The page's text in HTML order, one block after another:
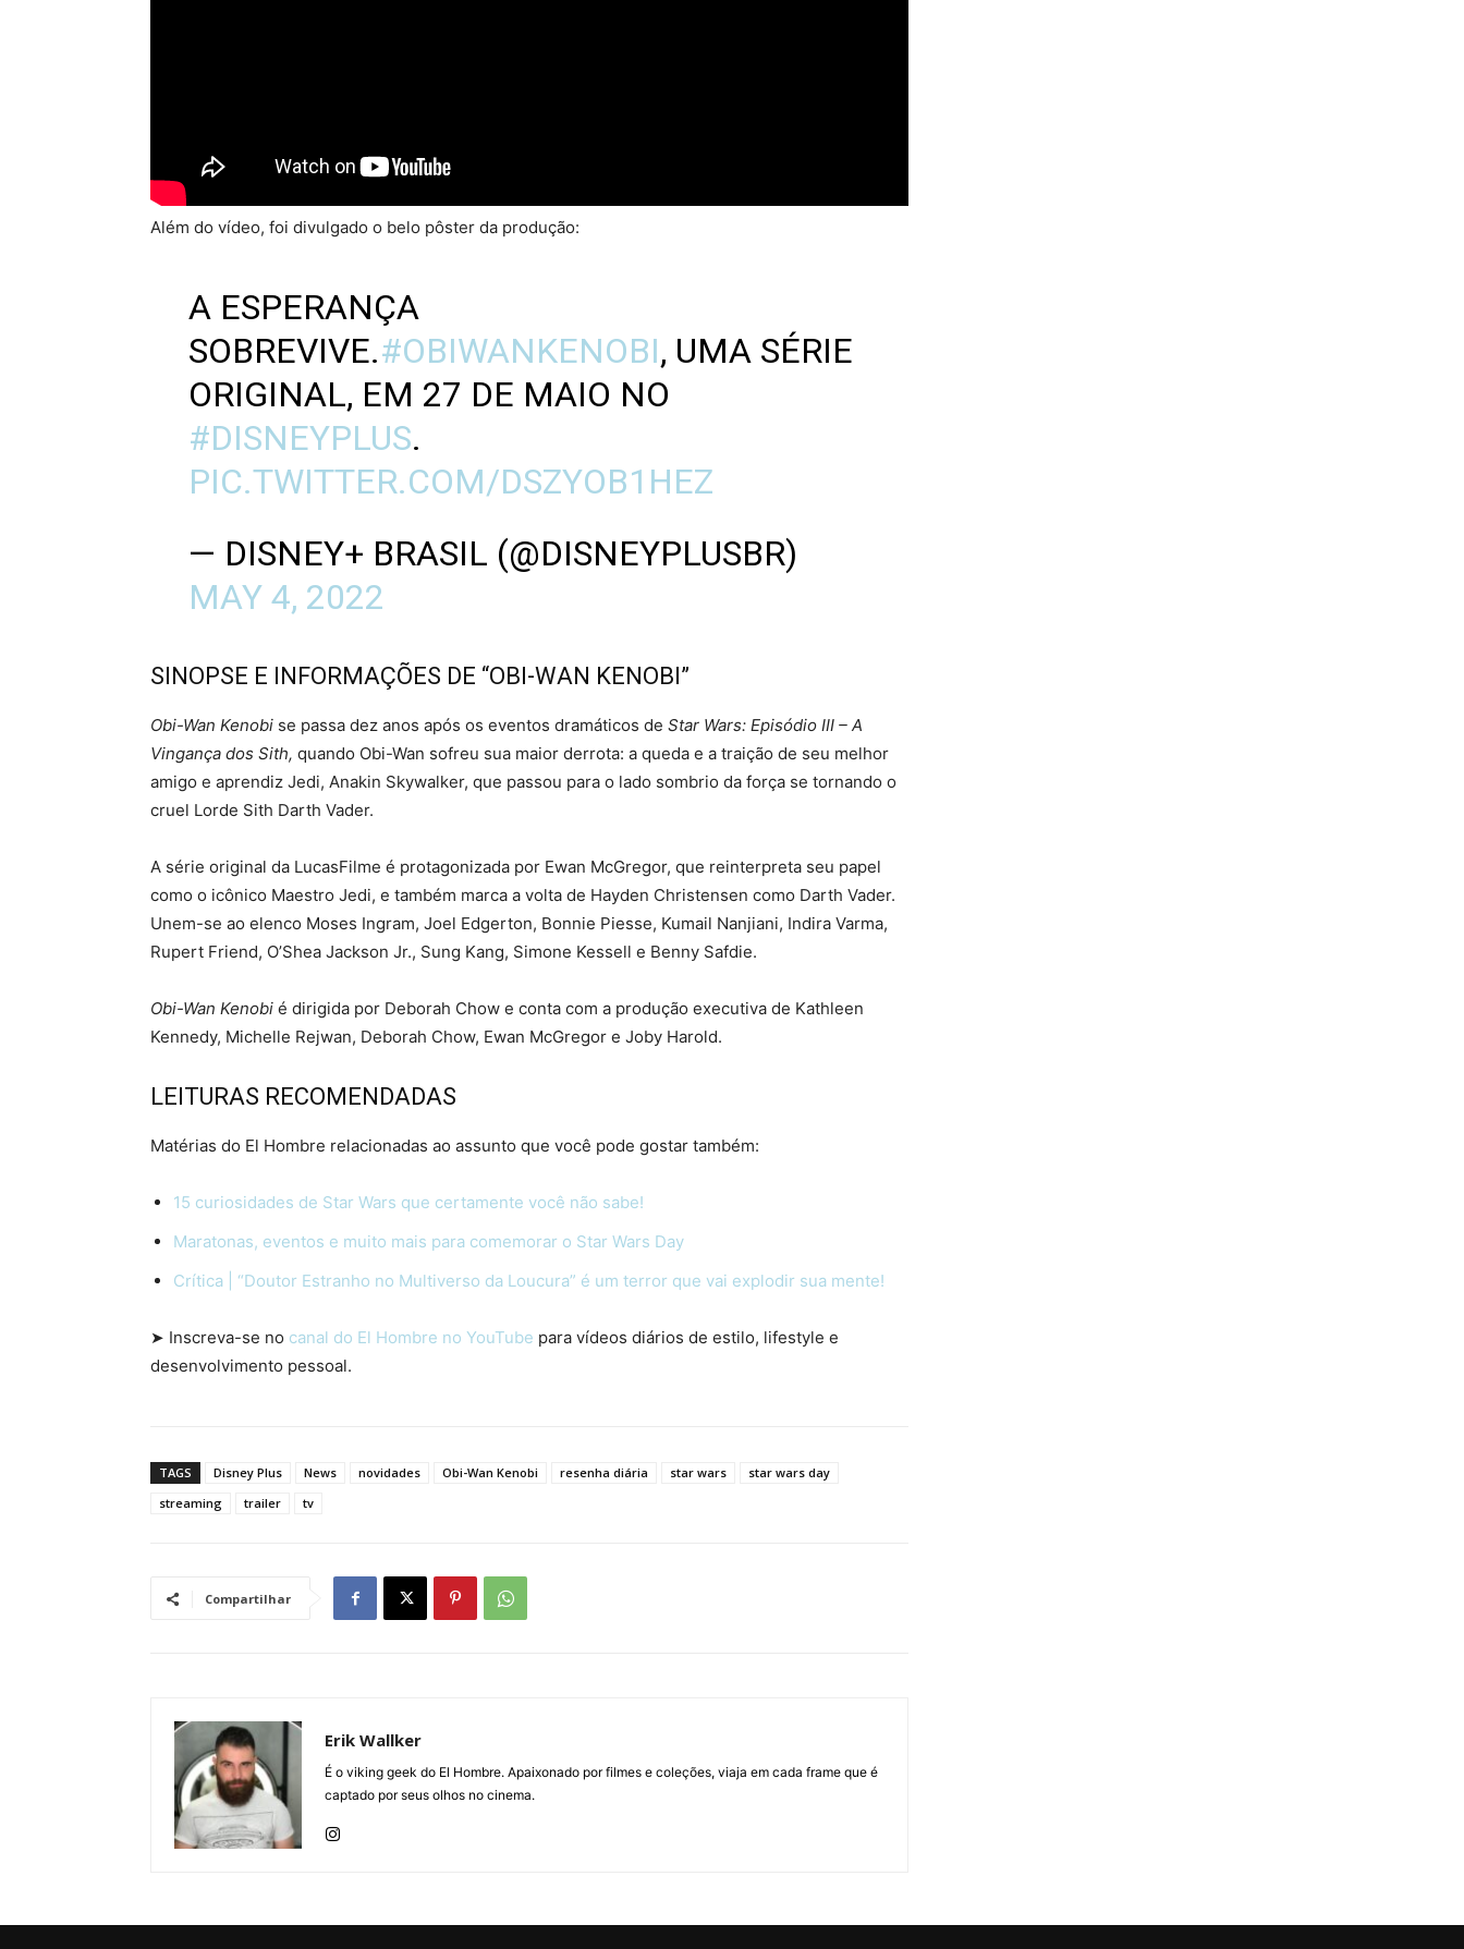
Além do vídeo, foi divulgado o belo pôster da produção:
A ESPERANÇA
SOBREVIVE.#OBIWANKENOBI, UMA SÉRIE
ORIGINAL, EM 27 DE MAIO NO
#DISNEYPLUS.
PIC.TWITTER.COM/DSZYOB1HEZ
— DISNEY+ BRASIL (@DISNEYPLUSBR)
MAY 4, 2022
SINOPSE E INFORMAÇÕES DE “OBI-WAN KENOBI”
Obi-Wan Kenobi se passa dez anos após os eventos dramáticos de Star Wars: Episódio III – A
Vingança dos Sith, quando Obi-Wan sofreu sua maior derrota: a queda e a traição de seu melhor
amigo e aprendiz Jedi, Anakin Skywalker, que passou para o lado sombrio da força se tornando o
cruel Lorde Sith Darth Vader.
A série original da LucasFilme é protagonizada por Ewan McGregor, que reinterpreta seu papel
como o icônico Maestro Jedi, e também marca a volta de Hayden Christensen como Darth Vader.
Unem-se ao elenco Moses Ingram, Joel Edgerton, Bonnie Piesse, Kumail Nanjiani, Indira Varma,
Rupert Friend, O’Shea Jackson Jr., Sung Kang, Simone Kessell e Benny Safdie.
Obi-Wan Kenobi é dirigida por Deborah Chow e conta com a produção executiva de Kathleen
Kennedy, Michelle Rejwan, Deborah Chow, Ewan McGregor e Joby Harold.
LEITURAS RECOMENDADAS
Matérias do El Hombre relacionadas ao assunto que você pode gostar também:
15 curiosidades de Star Wars que certamente você não sabe!
Maratonas, eventos e muito mais para comemorar o Star Wars Day
Crítica | “Doutor Estranho no Multiverso da Loucura” é um terror que vai explodir sua mente!
➤ Inscreva-se no canal do El Hombre no YouTube para vídeos diários de estilo, lifestyle e
desenvolvimento pessoal.
TAGS Disney Plus News novidades Obi-Wan Kenobi resenha diária star wars
star wars day
streaming
trailer tv
Compartilhar
Erik Wallker
É o viking geek do El Hombre. Apaixonado por filmes e coleções, viaja em cada frame que é
captado por seus olhos no cinema.